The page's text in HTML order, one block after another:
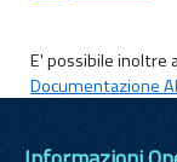
E' possibile inoltre
Documentazione